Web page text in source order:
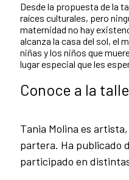
Desde la propuesta de la
raíces culturales, pero
maternidad no hay
alcanza la casa del sol, el
niñas y los niños que
lugar especial que les
Conoce a la
Tania Molina es
partera. Ha publicado
participado en